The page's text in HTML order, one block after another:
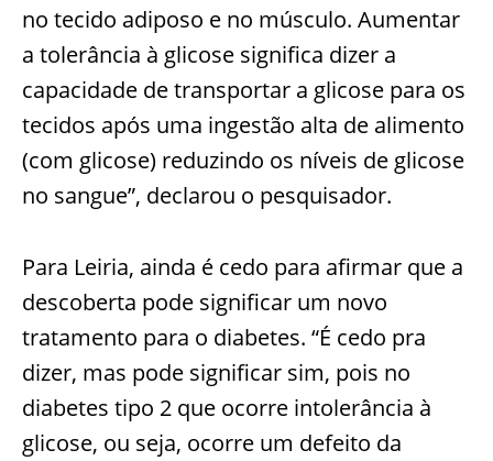
no tecido adiposo e no músculo. Aumentar
a tolerância à glicose significa dizer a
capacidade de transportar a glicose para os
tecidos após uma ingestão alta de alimento
(com glicose) reduzindo os níveis de glicose
no sangue”, declarou o pesquisador.
Para Leiria, ainda é cedo para afirmar que a
descoberta pode significar um novo
tratamento para o diabetes. “É cedo pra
dizer, mas pode significar sim, pois no
diabetes tipo 2 que ocorre intolerância à
glicose, ou seja, ocorre um defeito da